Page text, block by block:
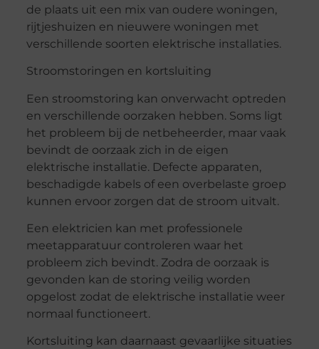
de plaats uit een mix van oudere woningen,
rijtjeshuizen en nieuwere woningen met
verschillende soorten elektrische installaties.
Stroomstoringen en kortsluiting
Een stroomstoring kan onverwacht optreden
en verschillende oorzaken hebben. Soms ligt
het probleem bij de netbeheerder, maar vaak
bevindt de oorzaak zich in de eigen
elektrische installatie. Defecte apparaten,
beschadigde kabels of een overbelaste groep
kunnen ervoor zorgen dat de stroom uitvalt.
Een elektricien kan met professionele
meetapparatuur controleren waar het
probleem zich bevindt. Zodra de oorzaak is
gevonden kan de storing veilig worden
opgelost zodat de elektrische installatie weer
normaal functioneert.
Kortsluiting kan daarnaast gevaarlijke situaties